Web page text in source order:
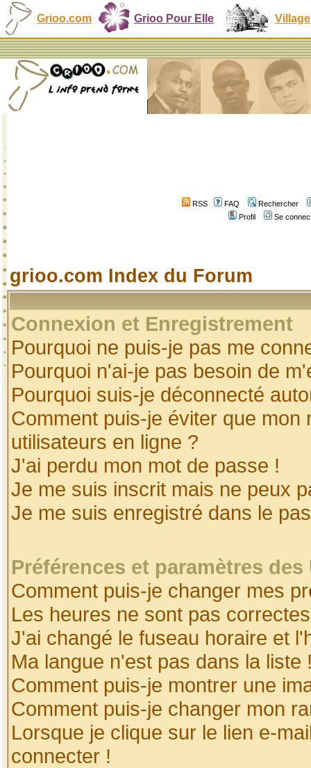
Grioo.com Grioo Pour Elle Village
RSS FAQ
Rechercher
Profil
Se
grioo.com Index du Forum
Connexion et Enregistrement
Pourquoi ne puis-je pas me
Pourquoi n'ai-je pas besoin de
Pourquoi suis-je déconnecté
Comment puis-je éviter que
utilisateurs en ligne ?
J'ai perdu mon mot de passe !
Je me suis inscrit mais ne peux
Je me suis enregistré dans le
Préférences et paramètres
Comment puis-je changer mes
Les heures ne sont pas
J'ai changé le fuseau horaire et
Ma langue n'est pas dans la liste
Comment puis-je montrer une
Comment puis-je changer mon
Lorsque je clique sur le lien e-
connecter !